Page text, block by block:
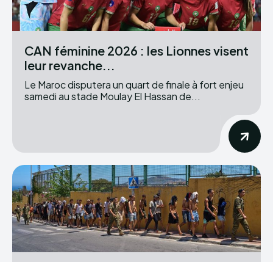
CAN féminine 2026 : les Lionnes visent
leur revanche...
Le Maroc disputera un quart de finale à fort enjeu
samedi au stade Moulay El Hassan de...